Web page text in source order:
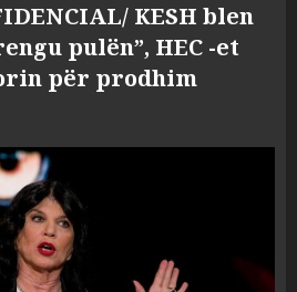
KESH blen
pulën”, HEC -et
për prodhim